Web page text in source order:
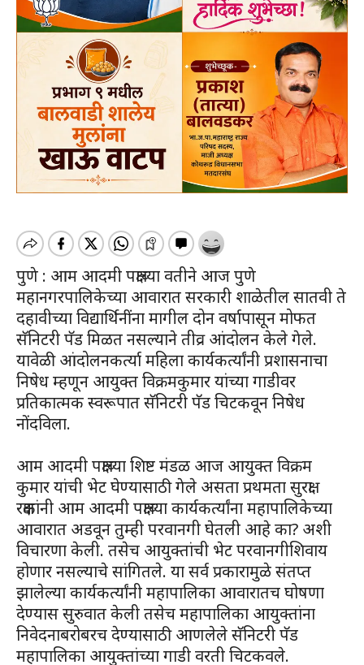
पुणे : आम आदमी पक्षाच्या वतीने आज पुणे
महानगरपालिकेच्या आवारात सरकारी शाळेतील सातवी ते
दहावीच्या विद्यार्थिनींना मागील दोन वर्षापासून मोफत
सॅनिटरी पॅड मिळत नसल्याने तीव्र आंदोलन केले गेले.
यावेळी आंदोलनकर्त्या महिला कार्यकर्त्यांनी प्रशासनाचा
निषेध म्हणून आयुक्त विक्रमकुमार यांच्या गाडीवर
प्रतिकात्मक स्वरूपात सॅनिटरी पॅड चिटकवून निषेध
नोंदविला.
आम आदमी पक्षाच्या शिष्ट मंडळ आज आयुक्त विक्रम
कुमार यांची भेट घेण्यासाठी गेले असता प्रथमता सुरक्षा
रक्षकांनी आम आदमी पक्षाच्या कार्यकर्त्यांना महापालिकेच्या
आवारात अडवून तुम्ही परवानगी घेतली आहे का? अशी
विचारणा केली. तसेच आयुक्तांची भेट परवानगीशिवाय
होणार नसल्याचे सांगितले. या सर्व प्रकारामुळे संतप्त
झालेल्या कार्यकर्त्यांनी महापालिका आवारातच घोषणा
देण्यास सुरुवात केली तसेच महापालिका आयुक्तांना
निवेदनाबरोबरच देण्यासाठी आणलेले सॅनिटरी पॅड
महापालिका आयुक्तांच्या गाडी वरती चिटकवले.